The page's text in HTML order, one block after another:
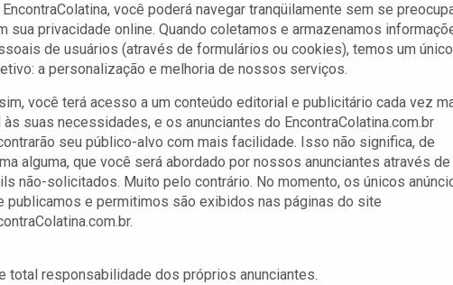
EncontraColatina, você poderá navegar tranqüilamente sem se
sua privacidade online. Quando coletamos e armazenamos
de usuários (através de formulários ou cookies), temos um único
a personalização e melhoria de nossos serviços.
você terá acesso a um conteúdo editorial e publicitário cada vez
suas necessidades, e os anunciantes do EncontraColatina.com.br
seu público-alvo com mais facilidade. Isso não significa, de
alguma, que você será abordado por nossos anunciantes através
não-solicitados. Muito pelo contrário. No momento, os únicos
publicamos e permitimos são exibidos nas páginas do site
responsabilidade dos próprios anunciantes.